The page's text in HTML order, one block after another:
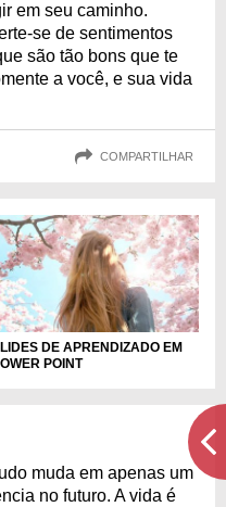
em seu caminho.
se de sentimentos
são tão bons que te
a você, e sua vida
COMPARTILHAR
DE APRENDIZADO EM
POINT
muda em apenas um
no futuro. A vida é